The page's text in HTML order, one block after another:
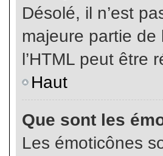
Désolé, il n’est
majeure partie
l’HTML peut être
Haut
Que sont les
Les émoticônes